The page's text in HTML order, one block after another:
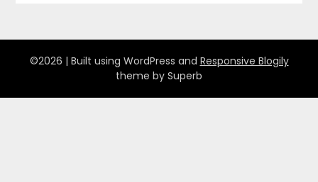
©2026 | Built using WordPress and Responsive Blogily
theme by Superb